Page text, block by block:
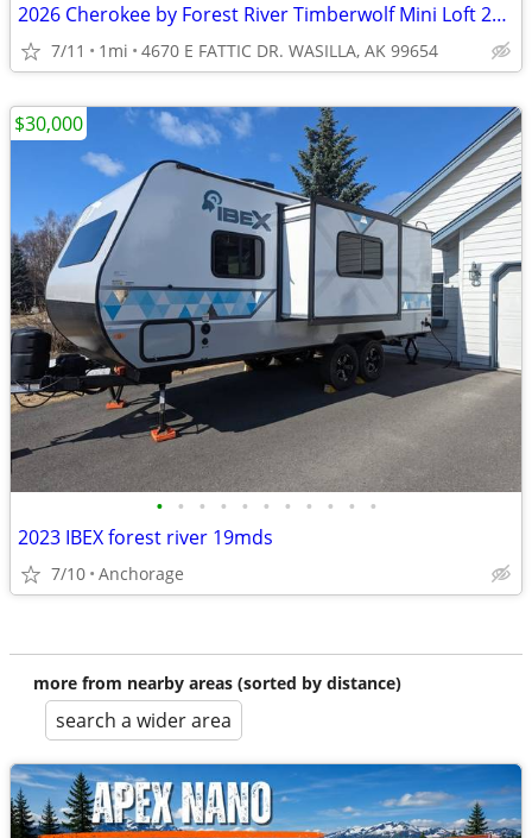
2026 Cherokee by Forest River Timberwolf Mini Loft 20OGBL - $917/mo
7/11 1mi 4670 E FATTIC DR. WASILLA, AK 99654
• • • • • • • • • • •
2023 IBEX forest river 19mds
7/10 Anchorage
$30,000
more from nearby areas (sorted by distance)
search a wider area